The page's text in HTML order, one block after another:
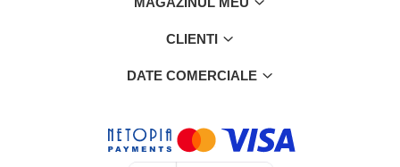
CLIENTI
DATE COMERCIALE